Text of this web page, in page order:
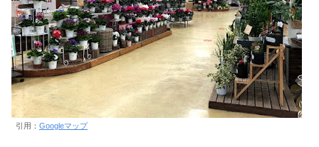
引用： Googleマップ